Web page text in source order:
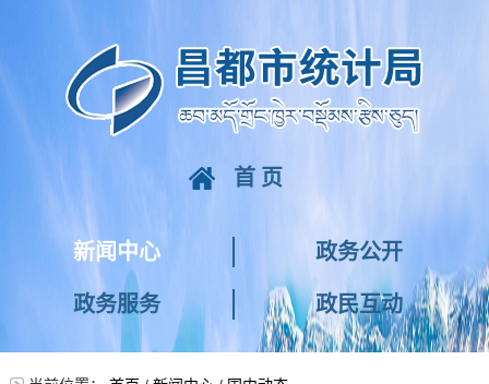
首页
新闻中心 政务公开
政务服务 政民互动